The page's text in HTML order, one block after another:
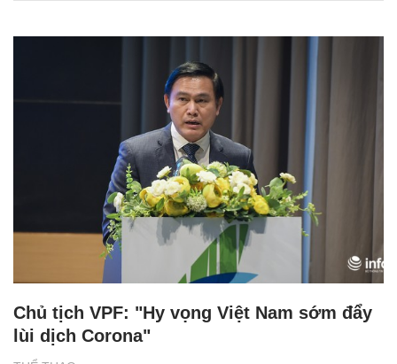
Chủ tịch VPF: "Hy vọng Việt Nam sớm đẩy
lùi dịch Corona"